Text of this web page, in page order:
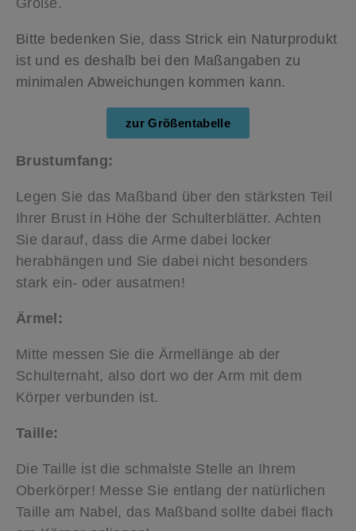
Bitte bedenken Sie, dass Strick ein Naturprodukt
ist und es deshalb bei den Maßangaben zu
minimalen Abweichungen kommen kann.
zur Größentabelle
Brustumfang:
Legen Sie das Maßband über den stärksten Teil
Ihrer Brust in Höhe der Schulterblätter. Achten
Sie darauf, dass die Arme dabei locker
herabhängen und Sie dabei nicht besonders
stark ein- oder ausatmen!
Ärmel:
Mitte messen Sie die Ärmellänge ab der
Schulternaht, also dort wo der Arm mit dem
Körper verbunden ist.
Taille:
Die Taille ist die schmalste Stelle an Ihrem
Oberkörper! Messe Sie entlang der natürlichen
Taille am Nabel, das Maßband sollte dabei flach